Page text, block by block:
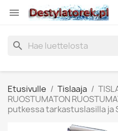

search
Etusivulle Tislaaja
RUOSTUMATON
putkessa tarkastuslasilla ja